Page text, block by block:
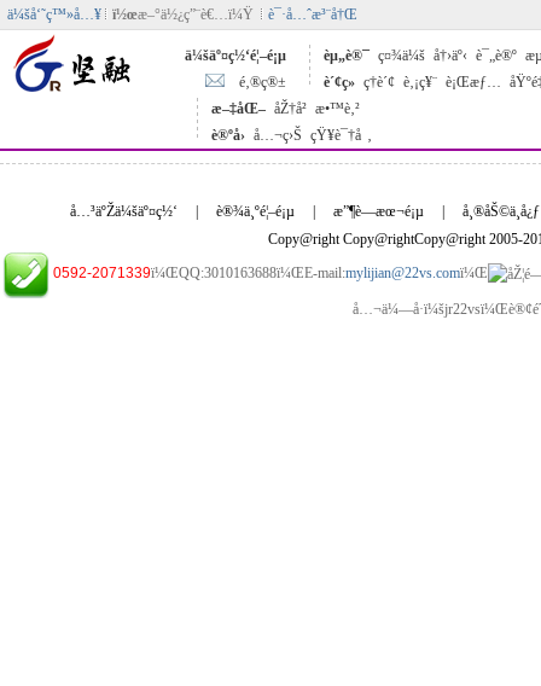
ä¼šå‘˜ç™»å…¥ ï½œæ–°ä½¿ç”¨è€…ï¼Ÿ è¯·å…ˆæ³¨å†Œ
ä¼šäº¤ç½‘é¦–é¡µ
é‚®ç®±
èµ„è®¯ ç¤¾ä¼š å†›äº‹ è¯„è®º
è´¢ç» ç†è´¢ è‚¡ç¥¨ è¡Œæƒ…
æ–‡åŒ– åŽ†å² æ•™è‚²
è®ºå› å…¬ç›Š çŸ¥è¯†å ‚
å…³äºŽä¼šäº¤ç½‘ è®¾ä¸ºé¦–é¡µ æ”¶è—æœ¬é¡µ
å¸®åŠ©ä¸­å¿ƒ
Copy@right Copy@rightCopy@right 2005-
0592-2071339ï¼ŒQQ:3010163688ï¼ŒE-mail:mylijian@22vs.comï¼Œ